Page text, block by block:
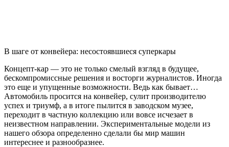
В шаге от конвейера: несостоявшиеся суперкары
Концепт-кар — это не только смелый взгляд в будущее,
бескомпромиссные решения и восторги журналистов. Иногда
это еще и упущенные возможности. Ведь как бывает…
Автомобиль просится на конвейер, сулит производителю
успех и триумф, а в итоге пылится в заводском музее,
переходит в частную коллекцию или вовсе исчезает в
неизвестном направлении. Экспериментальные модели из
нашего обзора определенно сделали бы мир машин
интереснее и разнообразнее.